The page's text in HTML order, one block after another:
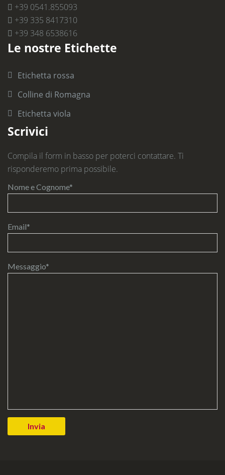
+39 0541.855093
+39 335 8417310
+39 348 6538616
Le nostre Etichette
Etichetta rossa
Colline di Romagna
Etichetta viola
Scrivici
Compila il form in basso per poterci contattare. Ti
risponderemo prima possibile.
Nome e Cognome*
Email*
Messaggio*